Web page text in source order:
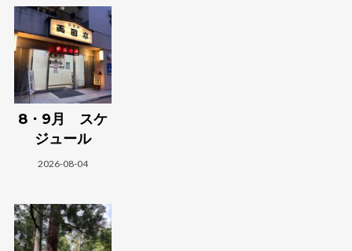
8・9月 スケ
ジュール
2026-08-04